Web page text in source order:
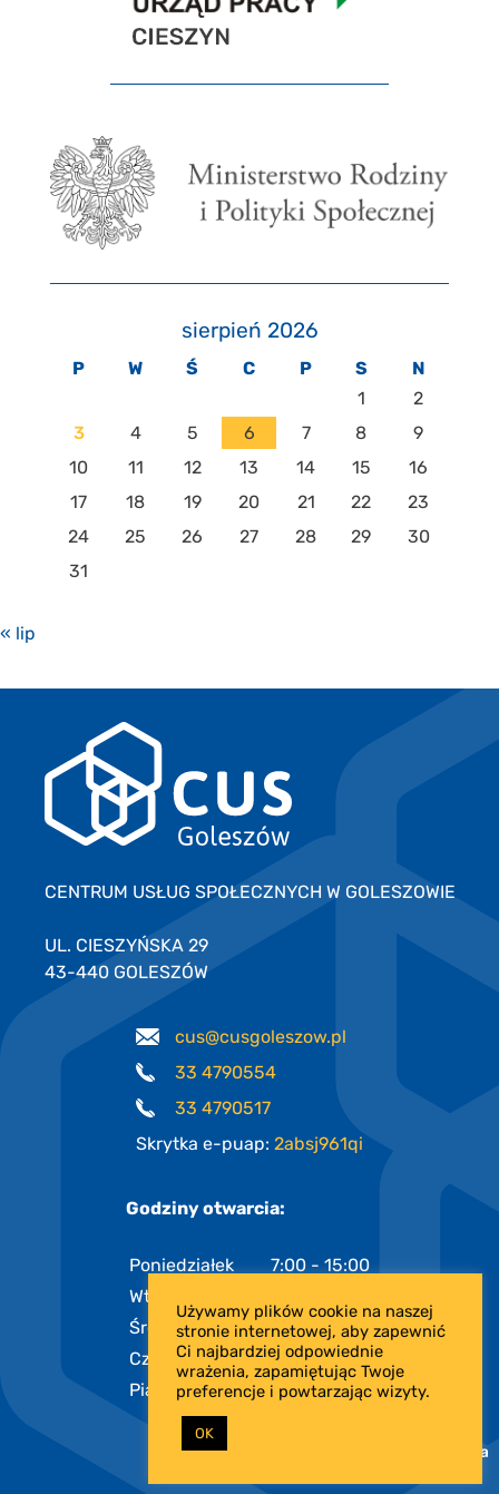
sierpień 2026
P W Ś C P S
N
1
2
3
4 5 6 7 8
9
10
11 12 13 14 15
16
17
18 19 20 21 22
23
24
25 26 27 28 29
30
31
« lip
Używamy plików cookie na naszej
stronie internetowej, aby zapewnić
Ci najbardziej odpowiednie
wrażenia, zapamiętując Twoje
preferencje i powtarzając wizyty.
OK
CENTRUM USŁUG SPOŁECZNYCH W GOLESZOWIE
UL. CIESZYŃSKA 29
43-440 GOLESZÓW
cus@cusgoleszow.pl
33 4790554
33 4790517
Skrytka e-puap: 2absj961qi
Godziny otwarcia:
Poniedziałek
7:00 - 15:00
Wtorek
Środa
7:00 - 17:00
Czwartek
7:00 - 15:00
Piątek
7:00 - 13:00